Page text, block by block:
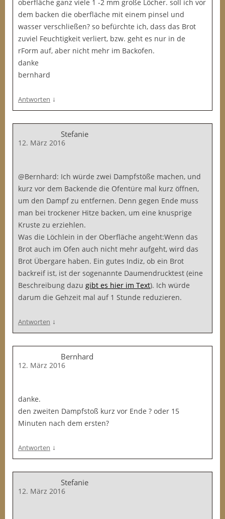
oberfläche ganz viele 1 -2 mm große Löcher. soll ich vor
dem backen die oberfläche mit einem pinsel und
wasser verschließen? so befürchte ich, dass das Brot
zuviel Feuchtigkeit verliert, bzw. geht es nur in de
rForm auf, aber nicht mehr im Backofen.
danke
bernhard
Antworten ↓
Stefanie
12. März 2016
@Bernhard: Ich würde zwei Dampfstöße machen, und
kurz vor dem Backende die Ofentüre mal kurz öffnen,
um den Dampf zu entfernen. Denn gegen Ende muss
man bei trockener Hitze backen, um eine knusprige
Kruste zu erziehlen.
Was die Löchlein in der Oberfläche angeht:Wenn das
Brot auch im Ofen auch nicht mehr aufgeht, wird das
Brot Übergare haben. Ein gutes Indiz, ob ein Brot
backreif ist, ist der sogenannte Daumendrucktest (eine
Beschreibung dazu gibt es hier im Text). Ich würde
darum die Gehzeit mal auf 1 Stunde reduzieren.
Antworten ↓
Bernhard
12. März 2016
danke.
den zweiten Dampfstoß kurz vor Ende ? oder 15
Minuten nach dem ersten?
Antworten ↓
Stefanie
12. März 2016